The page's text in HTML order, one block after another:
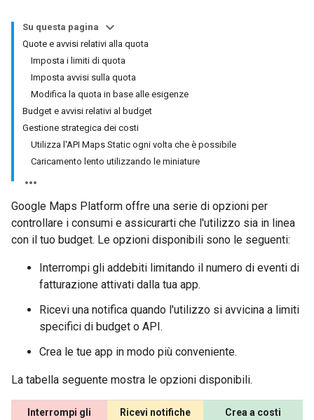
Su questa pagina
Quote e avvisi relativi alla quota
Imposta i limiti di quota
Imposta avvisi sulla quota
Modifica la quota in base alle esigenze
Budget e avvisi relativi al budget
Gestione strategica dei costi
Utilizza l'API Maps Static ogni volta che è possibile
Caricamento lento utilizzando le miniature
Google Maps Platform offre una serie di opzioni per
controllare i consumi e assicurarti che l'utilizzo sia in linea
con il tuo budget. Le opzioni disponibili sono le seguenti:
Interrompi gli addebiti limitando il numero di eventi di
fatturazione attivati dalla tua app.
Ricevi una notifica quando l'utilizzo si avvicina a limiti
specifici di budget o API.
Crea le tue app in modo più conveniente.
La tabella seguente mostra le opzioni disponibili.
Interrompi gli
Ricevi notifiche
Crea a costi